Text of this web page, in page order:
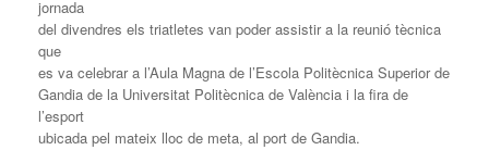
jornada
del divendres els triatletes van poder assistir a la reunió tècnica
que
es va celebrar a l’Aula Magna de l’Escola Politècnica Superior de
Gandia de la Universitat Politècnica de València i la fira de
l’esport
ubicada pel mateix lloc de meta, al port de Gandia.